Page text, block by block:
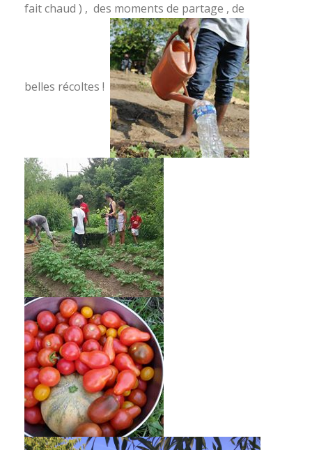
fait chaud ) , des moments de partage , de
belles récoltes !